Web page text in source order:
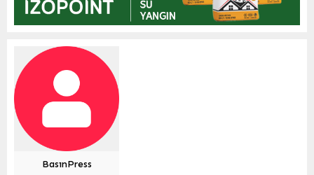
BasınPress